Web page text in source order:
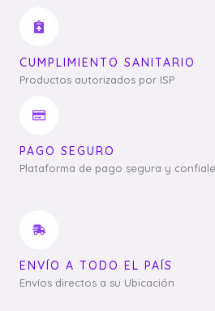
CUMPLIMIENTO SANITARIO
Productos autorizados por ISP
PAGO SEGURO
Plataforma de pago segura y confiale
ENVÍO A TODO EL PAÍS
Envíos directos a su Ubicación